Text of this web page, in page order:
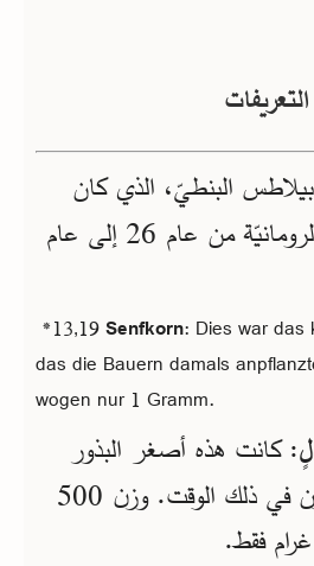
التعريفات
البنطيّ، الذي كان
حاكم مقاطعة يهوذا الرومانيّة من عام 26 إلى عام
*13,19Senfkorn: Dies war das
das die Bauern damals
wogen nur 1 Gramm.
: كانت هذه أصغر البذور
التي يزرعها المزارعون في ذلك الوقت. وزن 500